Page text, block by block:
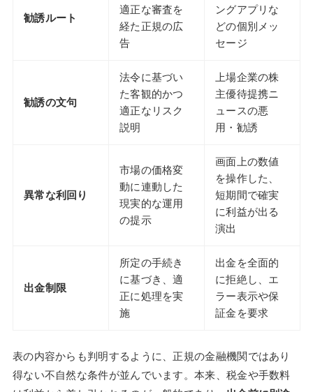
勧誘ルート
適正な審査を
経た正規の広
告
ングアプリな
どの個別メッ
セージ
勧誘の文句
法令に基づい
た客観的かつ
適正なリスク
説明
上場企業の株
主優待提携ニ
ュースの悪
用・勧誘
異常な利回り
市場の価格変
動に連動した
現実的な運用
の提示
画面上の数値
を操作した、
短期間で確実
に利益が出る
演出
出金制限
所定の手続き
に基づき、適
正に処理を実
施
出金を全面的
に拒絶し、エ
ラー表示や保
証金を要求
表の内容からも判明するように、正規の金融機関ではあり
得ない不自然な条件が並んでいます。本来、税金や手数料